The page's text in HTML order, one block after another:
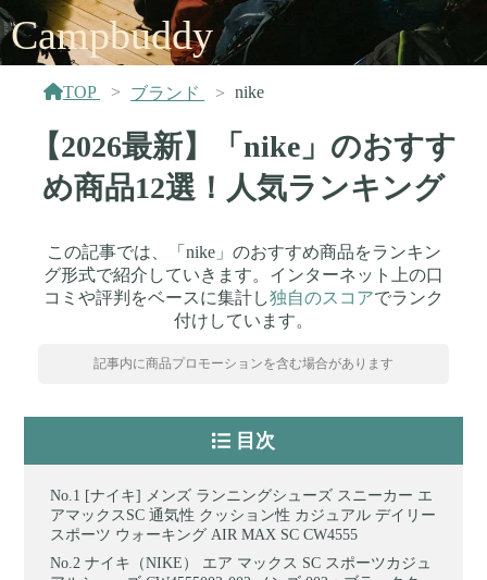
Campbuddy
TOP ブランド nike
【2026最新】「nike」のおすす
め商品12選！人気ランキング
この記事では、「nike」のおすすめ商品をランキン
グ形式で紹介していきます。インターネット上の口
コミや評判をベースに集計し独自のスコアでランク
付けしています。
記事内に商品プロモーションを含む場合があります
目次
[ナイキ] メンズ ランニングシューズ スニーカー エ
アマックスSC 通気性 クッション性 カジュアル デイリー
スポーツ ウォーキング AIR MAX SC CW4555
ナイキ（NIKE） エア マックス SC スポーツカジュ